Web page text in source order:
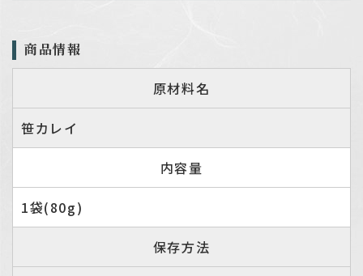
商品情報
原材料名
笹カレイ
内容量
1袋(80g)
保存方法